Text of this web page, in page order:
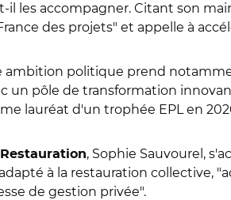
les accompagner. Citant son
des projets" et appelle à
ambition politique prend
un pôle de transformation
lauréat d'un trophée EPL en
, Sophie Sauvourel,
à la restauration collective,
de gestion privée".